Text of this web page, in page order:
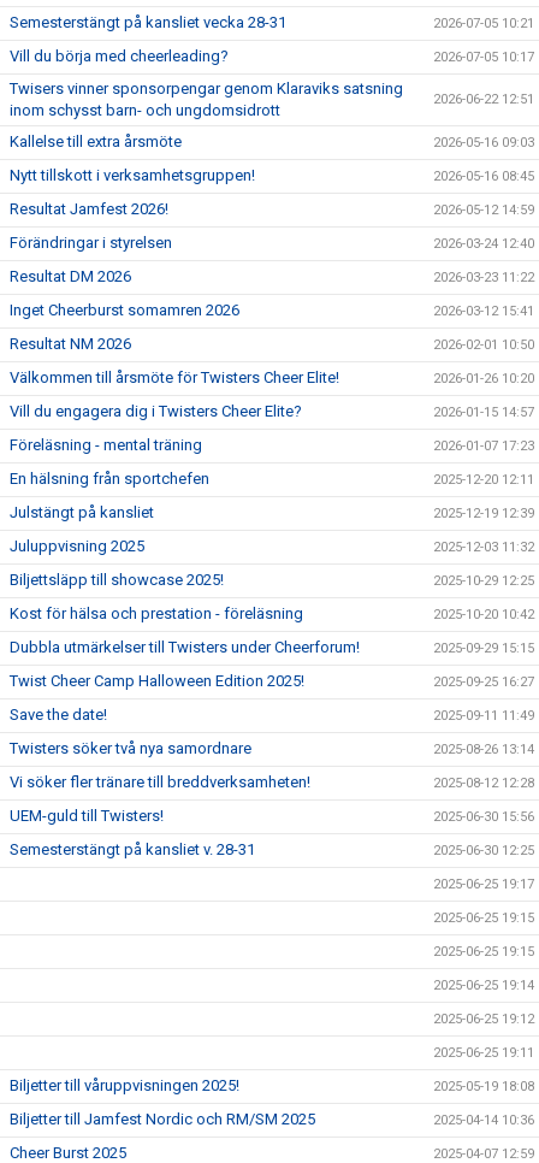
Semesterstängt på kansliet vecka 28-31 2026-07-05 10:21
Vill du börja med cheerleading? 2026-07-05 10:17
Twisers vinner sponsorpengar genom Klaraviks satsning
inom schysst barn- och ungdomsidrott
2026-06-22 12:51
Kallelse till extra årsmöte 2026-05-16 09:03
Nytt tillskott i verksamhetsgruppen! 2026-05-16 08:45
Resultat Jamfest 2026! 2026-05-12 14:59
Förändringar i styrelsen 2026-03-24 12:40
Resultat DM 2026 2026-03-23 11:22
Inget Cheerburst somamren 2026 2026-03-12 15:41
Resultat NM 2026 2026-02-01 10:50
Välkommen till årsmöte för Twisters Cheer Elite! 2026-01-26 10:20
Vill du engagera dig i Twisters Cheer Elite? 2026-01-15 14:57
Föreläsning - mental träning 2026-01-07 17:23
En hälsning från sportchefen 2025-12-20 12:11
Julstängt på kansliet 2025-12-19 12:39
Juluppvisning 2025 2025-12-03 11:32
Biljettsläpp till showcase 2025! 2025-10-29 12:25
Kost för hälsa och prestation - föreläsning 2025-10-20 10:42
Dubbla utmärkelser till Twisters under Cheerforum! 2025-09-29 15:15
Twist Cheer Camp Halloween Edition 2025! 2025-09-25 16:27
Save the date! 2025-09-11 11:49
Twisters söker två nya samordnare 2025-08-26 13:14
Vi söker fler tränare till breddverksamheten! 2025-08-12 12:28
UEM-guld till Twisters! 2025-06-30 15:56
Semesterstängt på kansliet v. 28-31 2025-06-30 12:25
2025-06-25 19:17
2025-06-25 19:15
2025-06-25 19:15
2025-06-25 19:14
2025-06-25 19:12
2025-06-25 19:11
Biljetter till våruppvisningen 2025! 2025-05-19 18:08
Biljetter till Jamfest Nordic och RM/SM 2025 2025-04-14 10:36
Cheer Burst 2025 2025-04-07 12:59